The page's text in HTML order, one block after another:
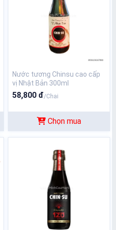
Nước tương Chinsu cao cấp
vị Nhật Bản 300ml
58,800 đ/Chai
Chọn mua